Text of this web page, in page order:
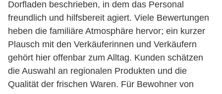
Dorfladen beschrieben, in dem das Personal
freundlich und hilfsbereit agiert. Viele Bewertungen
heben die familiäre Atmosphäre hervor; ein kurzer
Plausch mit den Verkäuferinnen und Verkäufern
gehört hier offenbar zum Alltag. Kunden schätzen
die Auswahl an regionalen Produkten und die
Qualität der frischen Waren. Für Bewohner von